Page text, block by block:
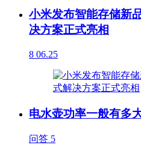
小米发布智能存储新
决方案正式亮相
8 06.25
电水壶功率一般有多
问答 5